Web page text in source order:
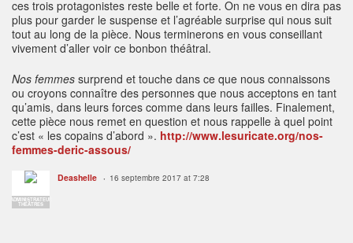
ces trois protagonistes reste belle et forte. On ne vous en dira pas
plus pour garder le suspense et l’agréable surprise qui nous suit
tout au long de la pièce. Nous terminerons en vous conseillant
vivement d’aller voir ce bonbon théâtral.
Nos femmes surprend et touche dans ce que nous connaissons
ou croyons connaître des personnes que nous acceptons en tant
qu’amis, dans leurs forces comme dans leurs failles. Finalement,
cette pièce nous remet en question et nous rappelle à quel point
c’est « les copains d’abord ». http://www.lesuricate.org/nos-
femmes-deric-assous/
ADMINISTRATEUR
THÉÂTRES
Deashelle 16 septembre 2017 at 7:28